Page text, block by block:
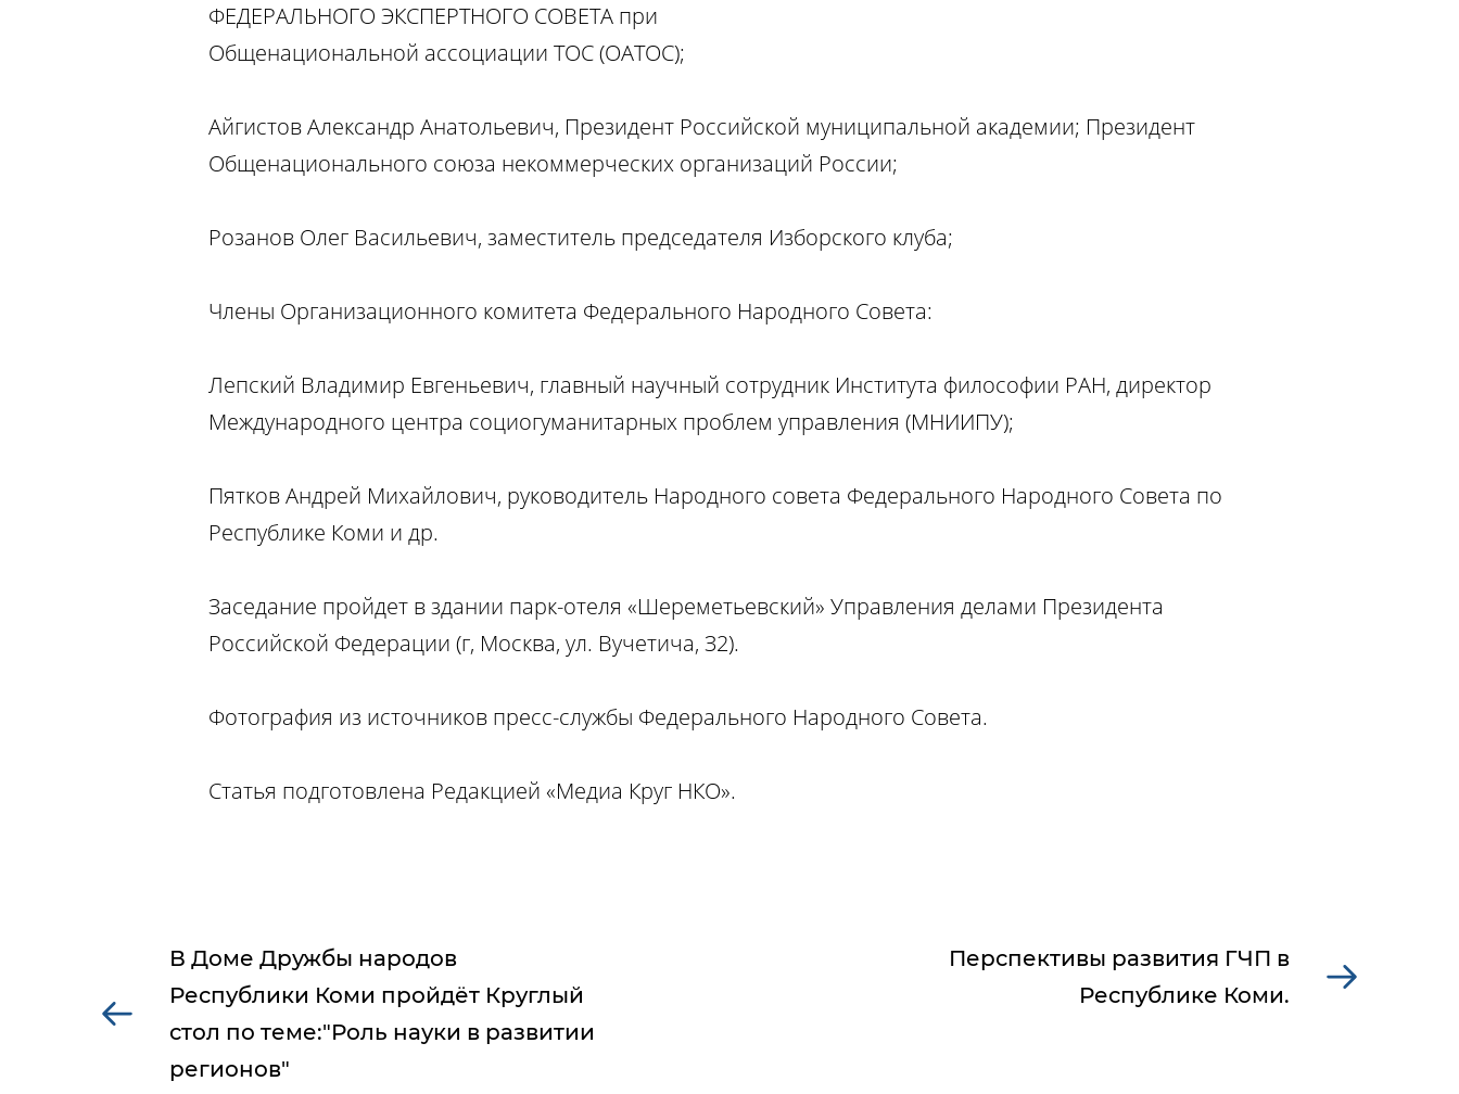
ФЕДЕРАЛЬНОГО ЭКСПЕРТНОГО СОВЕТА при
Общенациональной ассоциации ТОС (ОАТОС);
Айгистов Александр Анатольевич, Президент Российской муниципальной академии; Президент
Общенационального союза некоммерческих организаций России;
Розанов Олег Васильевич, заместитель председателя Изборского клуба;
Члены Организационного комитета Федерального Народного Совета:
Лепский Владимир Евгеньевич, главный научный сотрудник Института философии РАН, директор
Международного центра социогуманитарных проблем управления (МНИИПУ);
Пятков Андрей Михайлович, руководитель Народного совета Федерального Народного Совета по
Республике Коми и др.
Заседание пройдет в здании парк-отеля «Шереметьевский» Управления делами Президента
Российской Федерации (г, Москва, ул. Вучетича, З2).
Фотография из источников пресс-службы Федерального Народного Совета.
Статья подготовлена Редакцией «Медиа Круг НКО».
В Доме Дружбы народов
Республики Коми пройдёт Круглый
стол по теме:"Роль науки в развитии
регионов"
Перспективы развития ГЧП в
Республике Коми.